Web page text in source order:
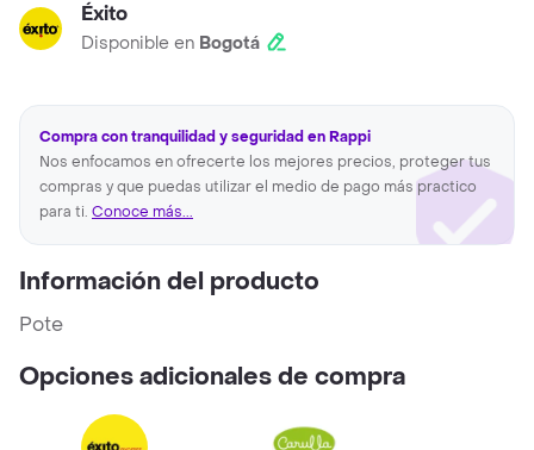
Éxito
Disponible en Bogotá
Compra con tranquilidad y seguridad en Rappi
Nos enfocamos en ofrecerte los mejores precios, proteger tus
compras y que puedas utilizar el medio de pago más practico
para ti. Conoce más...
Información del producto
Pote
Opciones adicionales de compra